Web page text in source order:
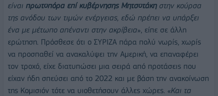
είναι πρωτοπόρα επί κυβέρνησης Μητσοτάκηστην κούρσα
της ανόδου των τιμών ενέργειας, εδώ πρέπει να υπάρξει
ένα με μέτωπο απέναντι στην ακρίβεια», είπε σε άλλη
ερώτηση. Πρόσθεσε ότι ο ΣΥΡΙΖΑ πάρα πολύ νωρίς, χωρίς
να προσπαθεί να ανακαλύψει την Αμερική, να επαναφέρει
τον τροχό, είχε διατυπώσει μια σειρά από προτάσεις που
είχαν ήδη σπεύσει από το 2022 και με βάση την ανακοίνωση
της Κομισιόν τότε να υιοθετήσουν άλλες χώρες. «Και τα